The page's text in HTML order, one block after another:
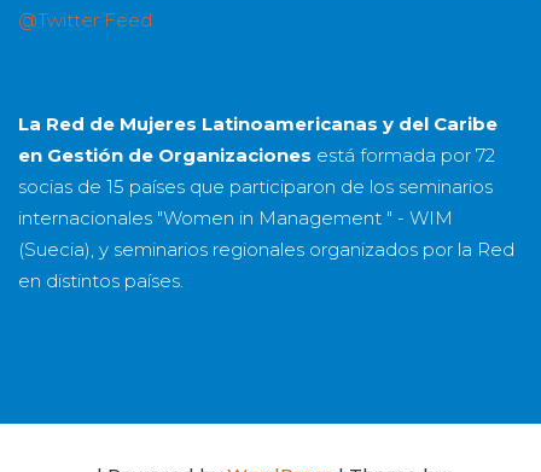
@Twitter Feed
La Red de Mujeres Latinoamericanas y del Caribe
en Gestión de Organizaciones está formada por 72
socias de 15 países que participaron de los seminarios
internacionales "Women in Management " - WIM
(Suecia), y seminarios regionales organizados por la Red
en distintos países.